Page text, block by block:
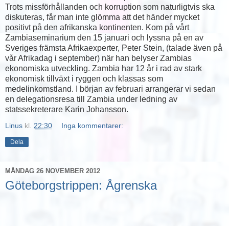
Trots missförhållanden och korruption som naturligtvis ska
diskuteras, får man inte glömma att det händer mycket
positivt på den afrikanska kontinenten. Kom på vårt
Zambiaseminarium den 15 januari och lyssna på en av
Sveriges främsta Afrikaexperter, Peter Stein, (talade även på
vår Afrikadag i september) när han belyser Zambias
ekonomiska utveckling. Zambia har 12 år i rad av stark
ekonomisk tillväxt i ryggen och klassas som
medelinkomstland. I början av februari arrangerar vi sedan
en delegationsresa till Zambia under ledning av
statssekreterare Karin Johansson.
Linus kl. 22:30 Inga kommentarer:
Dela
MÅNDAG 26 NOVEMBER 2012
Göteborgstrippen: Ågrenska